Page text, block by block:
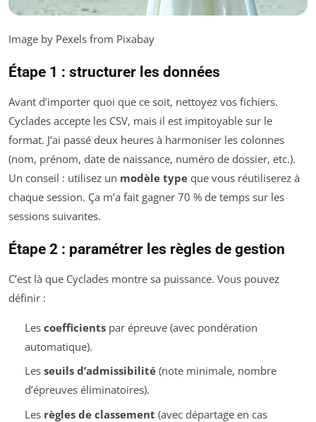
Image by Pexels from Pixabay
Étape 1 : structurer les données
Avant d’importer quoi que ce soit, nettoyez vos fichiers.
Cyclades accepte les CSV, mais il est impitoyable sur le
format. J’ai passé deux heures à harmoniser les colonnes
(nom, prénom, date de naissance, numéro de dossier, etc.).
Un conseil : utilisez un modèle type que vous réutiliserez à
chaque session. Ça m’a fait gagner 70 % de temps sur les
sessions suivantes.
Étape 2 : paramétrer les règles de gestion
C’est là que Cyclades montre sa puissance. Vous pouvez
définir :
Les coefficientspar épreuve (avec pondération
automatique).
Les seuils d’admissibilité(note minimale, nombre
d’épreuves éliminatoires).
Les règles de classement (avec départage en cas